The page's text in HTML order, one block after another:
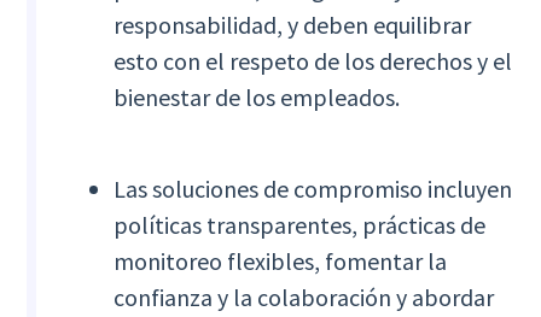
responsabilidad, y deben equilibrar
esto con el respeto de los derechos y el
bienestar de los empleados.
Las soluciones de compromiso incluyen
políticas transparentes, prácticas de
monitoreo flexibles, fomentar la
confianza y la colaboración y abordar